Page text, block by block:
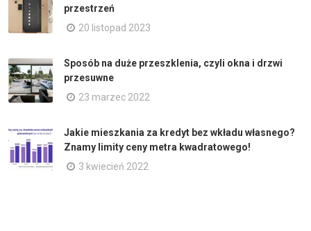
przestrzeń
20 listopad 2023
Sposób na duże przeszklenia, czyli okna i drzwi
przesuwne
23 marzec 2022
Jakie mieszkania za kredyt bez wkładu własnego?
Znamy limity ceny metra kwadratowego!
3 kwiecień 2022